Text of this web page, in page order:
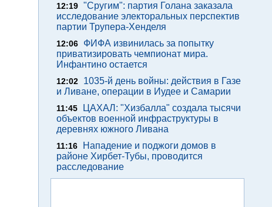
12:19 "Сругим": партия Голана заказала
исследование электоральных перспектив
партии Трупера-Хенделя
12:06
ФИФА извинилась за попытку
приватизировать чемпионат мира.
Инфантино остается
12:02
1035-й день войны: действия в Газе
и Ливане, операции в Иудее и Самарии
11:45
ЦАХАЛ: "Хизбалла" создала тысячи
объектов военной инфраструктуры в
деревнях южного Ливана
11:16
Нападение и поджоги домов в
районе Хирбет-Тубы, проводится
расследование